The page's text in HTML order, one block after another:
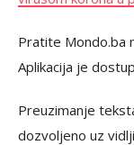
Pratite Mondo.ba
Aplikacija je
Preuzimanje
dozvoljeno uz